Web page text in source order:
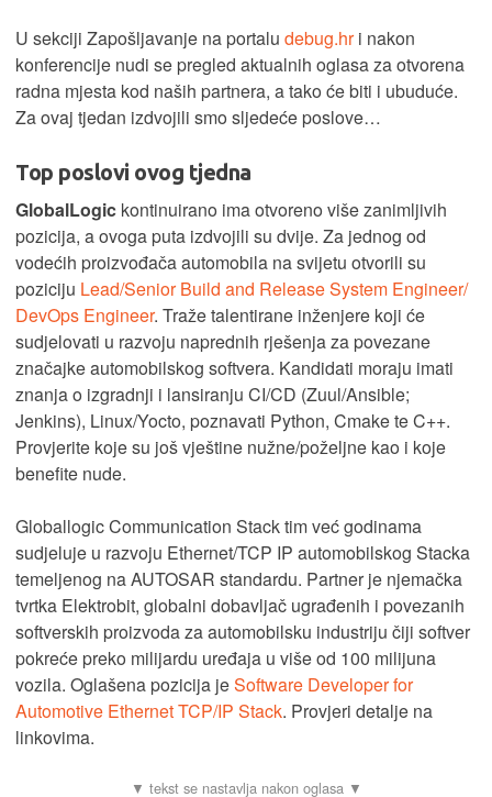
U sekciji Zapošljavanje na portalu debug.hri nakon
konferencije nudi se pregled aktualnih oglasa za otvorena
radna mjesta kod naših partnera, a tako će biti i ubuduće.
Za ovaj tjedan izdvojili smo sljedeće poslove…
Top poslovi ovog tjedna
GlobalLogic kontinuirano ima otvoreno više zanimljivih
pozicija, a ovoga puta izdvojili su dvije. Za jednog od
vodećih proizvođača automobila na svijetu otvorili su
poziciju Lead/Senior Build and Release System Engineer/
DevOps Engineer. Traže talentirane inženjere koji će
sudjelovati u razvoju naprednih rješenja za povezane
značajke automobilskog softvera. Kandidati moraju imati
znanja o izgradnji i lansiranju CI/CD (Zuul/Ansible;
Jenkins), Linux/Yocto, poznavati Python, Cmake te C++.
Provjerite koje su još vještine nužne/poželjne kao i koje
benefite nude.
Globallogic Communication Stack tim već godinama
sudjeluje u razvoju Ethernet/TCP IP automobilskog Stacka
temeljenog na AUTOSAR standardu. Partner je njemačka
tvrtka Elektrobit, globalni dobavljač ugrađenih i povezanih
softverskih proizvoda za automobilsku industriju čiji softver
pokreće preko milijardu uređaja u više od 100 milijuna
vozila. Oglašena pozicija jeSoftware Developer for
Automotive Ethernet TCP/IP Stack. Provjeri detalje na
linkovima.